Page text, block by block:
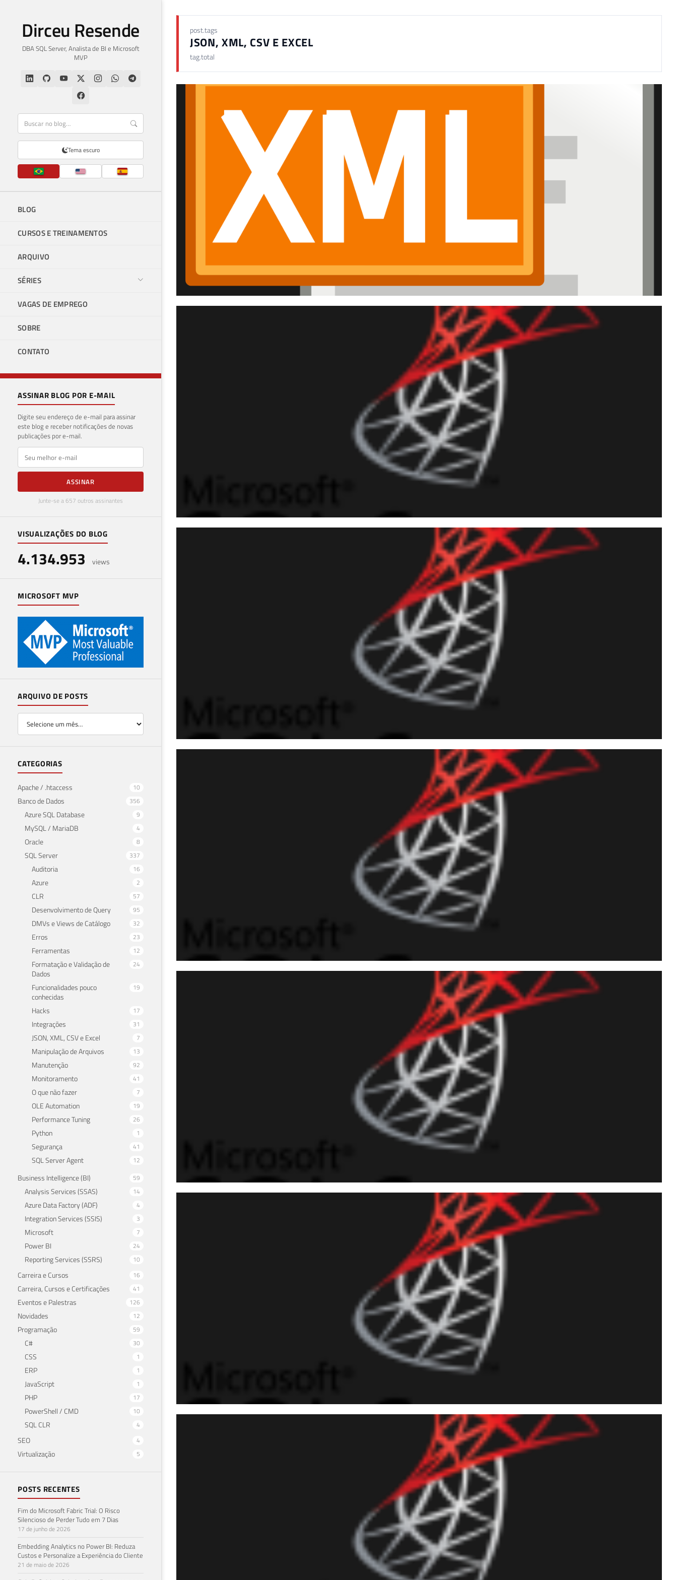
Dirceu Resende
DBA SQL Server, Analista de BI e Microsoft
MVP
Tema escuro
BLOG
CURSOS E TREINAMENTOS
ARQUIVO
SÉRIES
VAGAS DE EMPREGO
SOBRE
CONTATO
ASSINAR BLOG POR E-MAIL
Digite seu endereço de e-mail para assinar
este blog e receber notificações de novas
publicações por e-mail.
E-mail
ASSINAR
Junte-se a 657 outros assinantes
VISUALIZAÇÕES DO BLOG
4.134.953 views
MICROSOFT MVP
ARQUIVO DE POSTS
CATEGORIAS
Apache / .htaccess 10
Banco de Dados 356
Azure SQL Database 9
MySQL / MariaDB 4
Oracle 8
SQL Server 337
Auditoria 16
Azure 2
CLR 57
Desenvolvimento de Query 95
DMVs e Views de Catálogo 32
Erros 23
Ferramentas 12
Formatação e Validação de
Dados
24
Funcionalidades pouco
conhecidas
19
Hacks 17
Integrações 31
JSON, XML, CSV e Excel 7
Manipulação de Arquivos 13
Manutenção 92
Monitoramento 41
O que não fazer 7
OLE Automation 19
Performance Tuning 26
Python 1
Segurança 41
SQL Server Agent 12
Business Intelligence (BI) 59
Analysis Services (SSAS) 14
Azure Data Factory (ADF) 4
Integration Services (SSIS) 3
Microsoft 7
Power BI 24
Reporting Services (SSRS) 10
Carreira e Cursos 16
Carreira, Cursos e Certificações 41
Eventos e Palestras 126
Novidades 12
Programação 59
C# 30
CSS 1
ERP 1
JavaScript 1
PHP 17
PowerShell / CMD 10
SQL CLR 4
SEO 4
Virtualização 5
POSTS RECENTES
Fim do Microsoft Fabric Trial: O Risco
Silencioso de Perder Tudo em 7 Dias
17 de junho de 2026
Embedding Analytics no Power BI: Reduza
Custos e Personalize a Experiência do Cliente
21 de maio de 2026
post.tags
JSON, XML, CSV E EXCEL
tag.total
SQL Server - Como exportar o conteúdo de uma coluna
SQL Server - Como exportar e importar arquivos com
dados tabulares (Ex: CSV) utilizando o CLR (C#)
SQL Server 2016 - Utilizando o suporte nativo a JSON
(JSON_VALUE, JSON_QUERY, OPENJSON, FOR JSON,
SQL Server - Como ler, importar e exportar dados de
SQL Server - Importando e Exportando dados de planilhas
Como utilizar JSON no SQL Server 2008, 2012 e 2014 -
Lendo strings JSON, importando para o banco e